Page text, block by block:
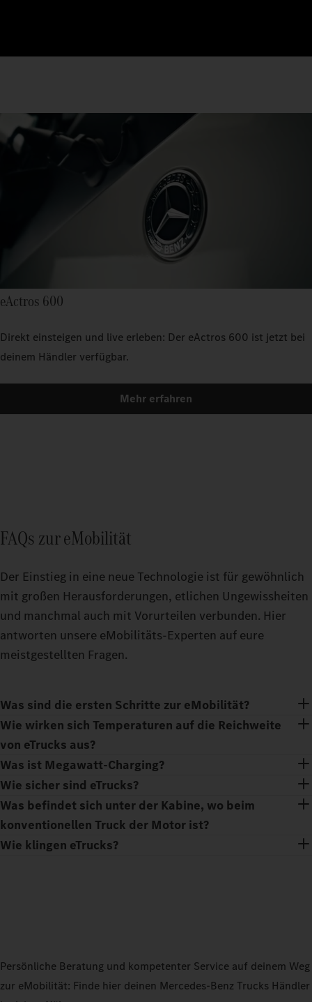
eActros 600
Direkt einsteigen und live erleben: Der eActros 600 ist jetzt bei
deinem Händler verfügbar.
Mehr erfahren
FAQs zur eMobilität
Der Einstieg in eine neue Technologie ist für gewöhnlich
mit großen Herausforderungen, etlichen Ungewissheiten
und manchmal auch mit Vorurteilen verbunden. Hier
antworten unsere eMobilitäts-Experten auf eure
meistgestellten Fragen.
Was sind die ersten Schritte zur eMobilität?
Wie wirken sich Temperaturen auf die Reichweite
von eTrucks aus?
Was ist Megawatt-Charging?
Wie sicher sind eTrucks?
Was befindet sich unter der Kabine, wo beim
konventionellen Truck der Motor ist?
Wie klingen eTrucks?
Persönliche Beratung und kompetenter Service auf deinem Weg
zur eMobilität: Finde hier deinen Mercedes‑Benz Trucks Händler